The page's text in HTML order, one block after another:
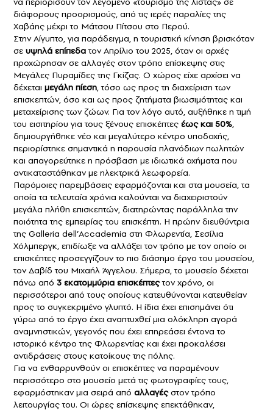
διάφορους προορισμούς, από τις ιερές παραλίες της
Χαβάης μέχρι το Μάτσου Πίτσου στο Περού.
ΣτηνΑίγυπτο, για παράδειγμα, η τουριστική κίνηση βρισκόταν
σε υψηλά επίπεδατον Απρίλιο του 2025, όταν οι αρχές
προχώρησαν σε αλλαγές στον τρόπο επίσκεψης στις
Μεγάλες Πυραμίδες της Γκίζας. Ο χώρος είχε αρχίσει να
δέχεται μεγάλη πίεση, τόσο ως προς τη διαχείριση των
επισκεπτών, όσο και ως προς ζητήματα βιωσιμότητας και
μεταχείρισης των ζώων. Για τον λόγο αυτό, αυξήθηκε η τιμή
του εισιτηρίου για τους ξένους επισκέπτες έως και 50%,
δημιουργήθηκε νέο και μεγαλύτερο κέντρο υποδοχής,
περιορίστηκε σημαντικά η παρουσία πλανόδιων πωλητών
και απαγορεύτηκε η πρόσβαση με ιδιωτικά οχήματα που
αντικαταστάθηκαν με ηλεκτρικά λεωφορεία.
Παρόμοιες παρεμβάσεις εφαρμόζονται και στα μουσεία, τα
οποία τα τελευταία χρόνια καλούνται να διαχειριστούν
μεγάλα πλήθη επισκεπτών, διατηρώντας παράλληλα την
ποιότητα της εμπειρίας του επισκέπτη. Η πρώην διευθύντρια
της Galleria dell’Accademia στη Φλωρεντία, Σεσίλια
Χόλμπεργκ, επιδίωξε να αλλάξει τον τρόπο με τον οποίο οι
επισκέπτες προσεγγίζουν το πιο διάσημο έργο του μουσείου,
τον Δαβίδ του Μιχαήλ Άγγελου. Σήμερα, το μουσείο δέχεται
πάνω από 3 εκατομμύρια επισκέπτεςτον χρόνο, οι
περισσότεροι από τους οποίους κατευθύνονται κατευθείαν
προς το συγκεκριμένο γλυπτό. Η ίδια έχει επισημάνει ότι
γύρω από το έργο έχει αναπτυχθεί μια ολόκληρη αγορά
αναμνηστικών, γεγονός που έχει επηρεάσει έντονα το
ιστορικό κέντρο της Φλωρεντίας και έχει προκαλέσει
αντιδράσεις στους κατοίκους της πόλης.
Για να ενθαρρυνθούν οι επισκέπτες να παραμένουν
περισσότερο στο μουσείο μετά τις φωτογραφίες τους,
εφαρμόστηκαν μια σειρά από αλλαγέςστον τρόπο
λειτουργίας του. Οι ώρες επίσκεψης επεκτάθηκαν,